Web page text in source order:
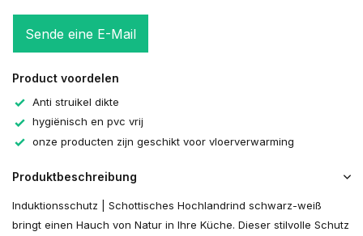
Sende eine E-Mail
Product voordelen
Anti struikel dikte
hygiënisch en pvc vrij
onze producten zijn geschikt voor vloerverwarming
Produktbeschreibung
Induktionsschutz | Schottisches Hochlandrind schwarz-weiß
bringt einen Hauch von Natur in Ihre Küche. Dieser stilvolle Schutz